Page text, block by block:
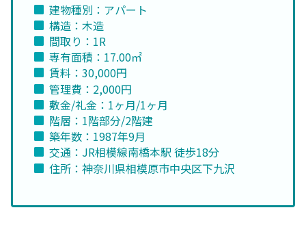
建物種別：アパート
構造：木造
間取り：1R
専有面積：17.00㎡
賃料：30,000円
管理費：2,000円
敷金/礼金：1ヶ月/1ヶ月
階層：1階部分/2階建
築年数：1987年9月
交通：JR相模線南橋本駅 徒歩18分
住所：神奈川県相模原市中央区下九沢